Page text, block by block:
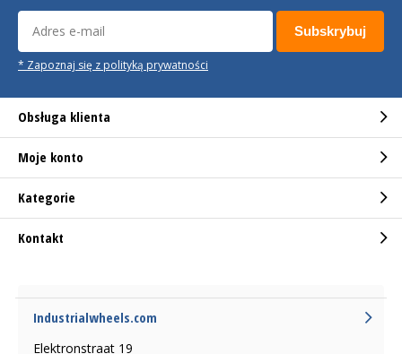
Subskrybuj
* Zapoznaj się z polityką prywatności
Obsługa klienta
Moje konto
Kategorie
Kontakt
Industrialwheels.com
Elektronstraat 19